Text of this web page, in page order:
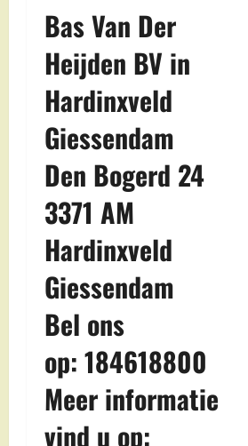
Bas Van Der
Heijden BV in
Hardinxveld
Giessendam
Den Bogerd 24
3371 AM
Hardinxveld
Giessendam
Bel ons
op: 184618800
Meer informatie
vind u op: